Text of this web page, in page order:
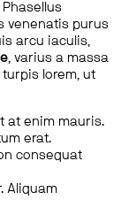
venenatis purus
arcu iaculis,
, varius a massa
lorem, ut
at enim mauris.
erat.
consequat
Aliquam